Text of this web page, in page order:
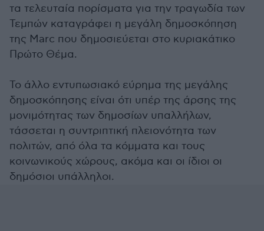
τα τελευταία πορίσματα για την τραγωδία των
Τεμπών καταγράφει η μεγάλη δημοσκόπηση
της Marc που δημοσιεύεται στο κυριακάτικο
Πρώτο Θέμα.
Το άλλο εντυπωσιακό εύρημα της μεγάλης
δημοσκόπησης είναι ότι υπέρ της άρσης της
μονιμότητας των δημοσίων υπαλλήλων,
τάσσεται η συντριπτική πλειονότητα των
πολιτών, από όλα τα κόμματα και τους
κοινωνικούς χώρους, ακόμα και οι ίδιοι οι
δημόσιοι υπάλληλοι.